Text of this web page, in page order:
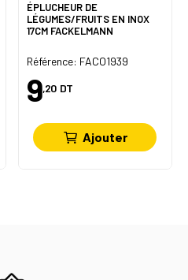
ÉPLUCHEUR DE
LÉGUMES/FRUITS EN INOX
17CM FACKELMANN
Référence: FACO1939
9,20 DT
Ajouter